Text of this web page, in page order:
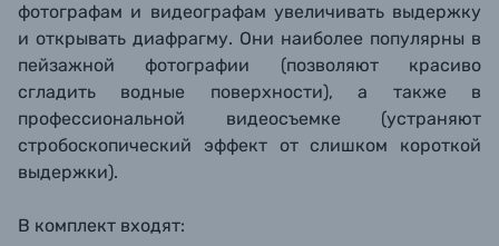
фотографам и видеографам увеличивать выдержку
и открывать диафрагму. Они наиболее популярны в
пейзажной фотографии (позволяют красиво
сгладить водные поверхности), а также в
профессиональной видеосъемке (устраняют
стробоскопический эффект от слишком короткой
выдержки).
В комплект входят: